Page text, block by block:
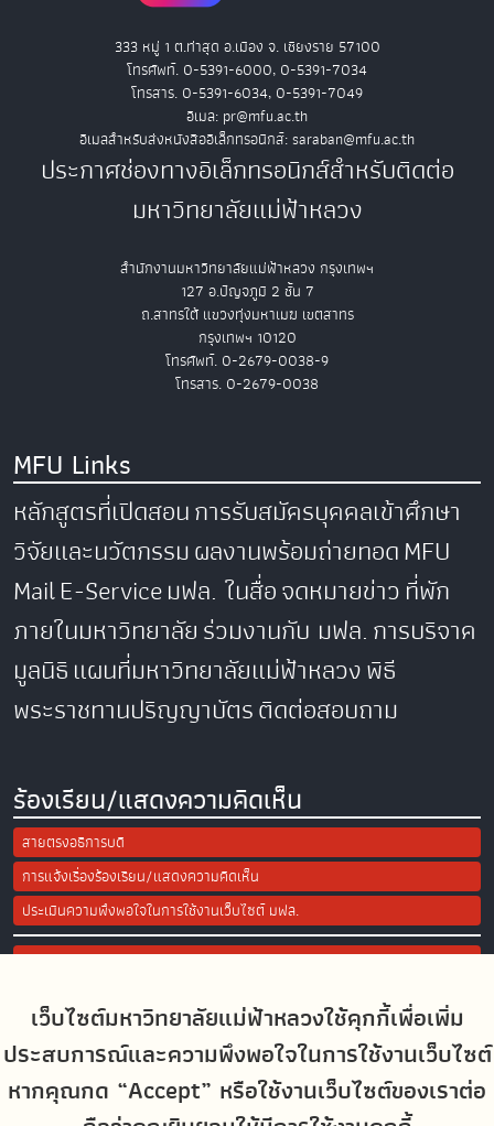
เว็บไซต์มหาวิทยาลัยแม่ฟ้าหลวงใช้คุกกี้เพื่อเพิ่ม
ประสบการณ์และความพึงพอใจในการใช้งานเว็บไซต์
หากคุณกด “Accept” หรือใช้งานเว็บไซต์ของเราต่อ
333 หมู่ 1 ต.ท่าสุด อ.เมือง จ. เชียงราย 57100
โทรศัพท์. 0-5391-6000, 0-5391-7034
โทรสาร. 0-5391-6034, 0-5391-7049
อีเมล: pr@mfu.ac.th
อีเมลสำหรับส่งหนังสืออิเล็กทรอนิกส์: saraban@mfu.ac.th
ประกาศช่องทางอิเล็กทรอนิกส์สำหรับติดต่อ
มหาวิทยาลัยแม่ฟ้าหลวง
สำนักงานมหาวิทยาลัยแม่ฟ้าหลวง กรุงเทพฯ
127 อ.ปัญจภูมิ 2 ชั้น 7
ถ.สาทรใต้ แขวงทุ่งมหาเมฆ เขตสาทร
กรุงเทพฯ 10120
โทรศัพท์. 0-2679-0038-9
โทรสาร. 0-2679-0038
MFU Links
หลักสูตรที่เปิดสอนการรับสมัครบุคคลเข้าศึกษา
วิจัยและนวัตกรรมผลงานพร้อมถ่ายทอดMFU
MailE-Serviceมฟล. ในสื่อจดหมายข่าวที่พัก
ภายในมหาวิทยาลัยร่วมงานกับ มฟล.การบริจาค
มูลนิธิแผนที่มหาวิทยาลัยแม่ฟ้าหลวงพิธี
พระราชทานปริญญาบัตรติดต่อสอบถาม
ร้องเรียน/แสดงความคิดเห็น
สายตรงอธิการบดี
การแจ้งเรื่องร้องเรียน/แสดงความคิดเห็น
ประเมินความพึงพอใจในการใช้งานเว็บไซต์ มฟล.
Site Map
Social Media